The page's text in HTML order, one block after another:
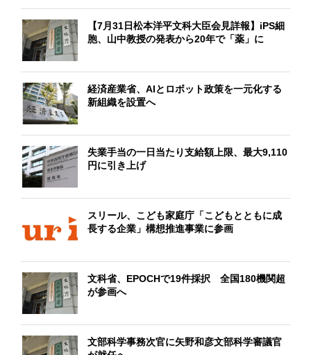
【7月31日松本洋平文科大臣会見詳報】iPS細
胞、山中教授の発表から20年で「薬」に
経済産業省、AIとロボット政策を一元化する
新組織を設置へ
失業手当の一日当たり支給額上限、最大9,110
円に引き上げ
スリール、こども家庭庁「こどもとともに成
長する企業」構想推進事業に参画
文科省、EPOCHで19件採択 全国180機関超
が参画へ
文部科学事務次官に矢野和彦文部科学審議官